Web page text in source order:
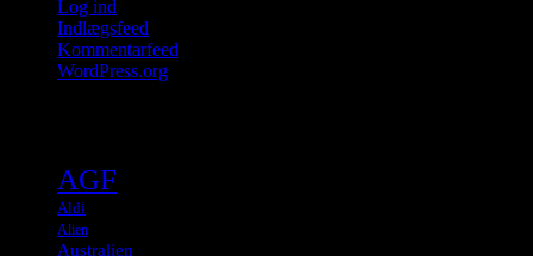
Log ind
Indlægsfeed
Kommentarfeed
WordPress.org
AGF
Aldi
Alien
Australien